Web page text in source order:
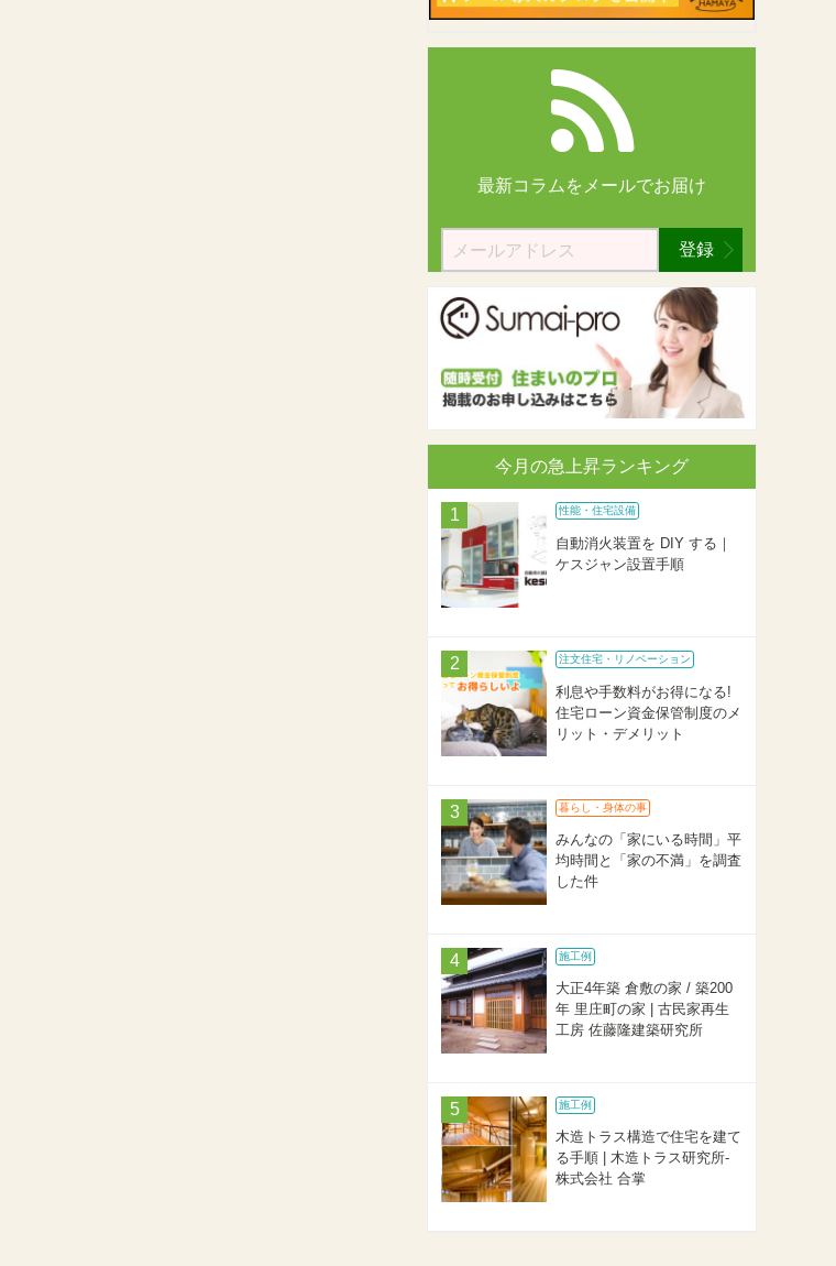
最新コラムを メールでお届け
登録
今月の急上昇ランキング
性能・住宅設備
自動消火装置を DIY する｜
ケスジャン設置手順
注文住宅・リノベーション
利息や手数料がお得になる!
住宅ローン資金保管制度のメ
リット・デメリット
暮らし・身体の事
みんなの「家にいる時間」平
均時間と「家の不満」を調査
した件
施工例
大正4年築 倉敷の家 / 築200
年 里庄町の家 | 古民家再生
工房 佐藤隆建築研究所
施工例
木造トラス構造で住宅を建て
る手順 | 木造トラス研究所-
株式会社 合掌